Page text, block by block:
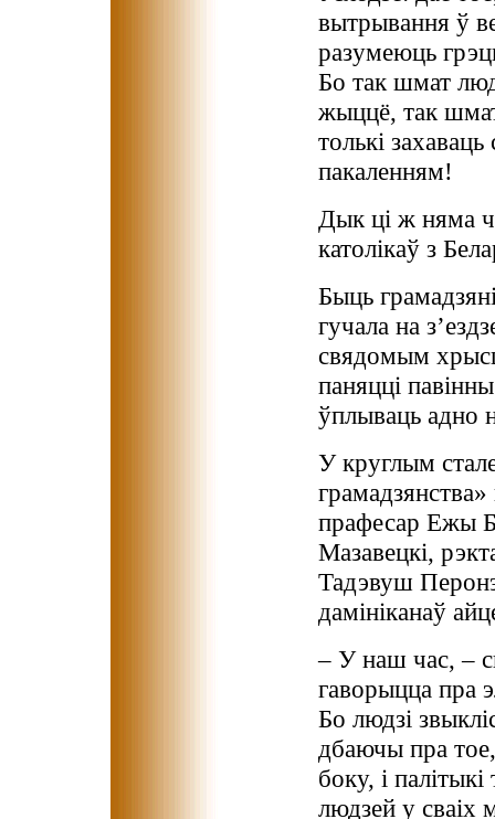
вытрывання ў
разумеюць
Бо так шмат
жыццё, так
толькі
пакаленням!
Дык ці ж няма
католікаў з
Быць
гучала на
свядомым
паняцці
ўплываць адно
У круглым
прафесар Ежы
Мазавецкі,
Тадэвуш
дамініканаў
– У наш час, –
гаворыцца пра
Бо людзі
дбаючы пра
боку, і
людзей у сваіх